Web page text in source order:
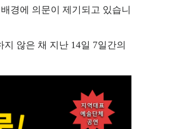
경에 의문이 제기되고 있습니
지 않은 채 지난 14일 7일간의